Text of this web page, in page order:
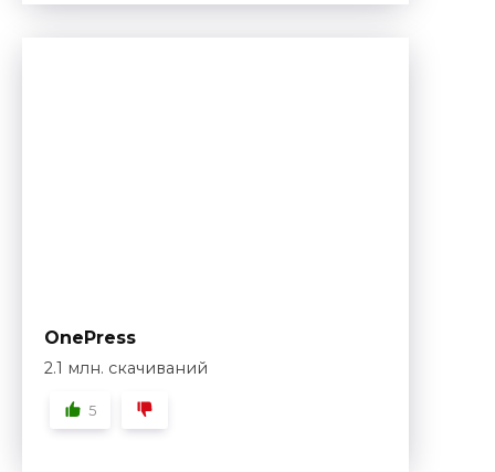
OnePress
2.1 млн. скачиваний
5